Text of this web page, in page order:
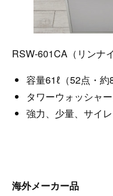
RSW-601CA（リンナイ
容量61ℓ（52点・約
タワーウォッシャ
強力、少量、サイ
海外メーカー品